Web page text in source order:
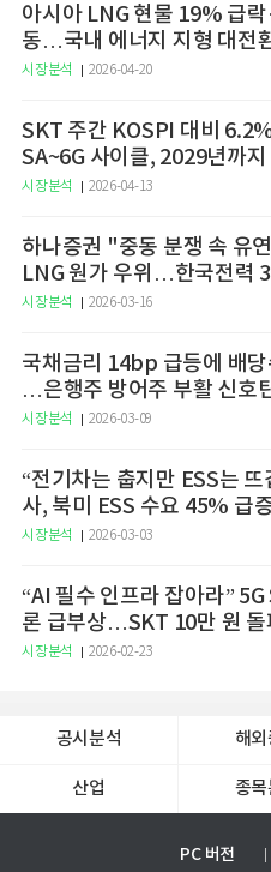
아시아 LNG 현물 19% 급락
동…국내 에너지 지형 대전
시장분석 2026-04-20
SKT 주간 KOSPI 대비
SA~6G 사이클, 2029년까
예고
시장분석 2026-04-13
하나증권 "중동 분쟁 속 유
LNG 원가 우위…한국전력
승 전망"
시장분석 2026-03-16
국채금리 14bp 급등에 배
…은행주 방어주 부활 신호
시장분석 2026-03-09
“전기차는 춥지만 ESS는 뜨
사, 북미 ESS 수요 45% 급
시장분석 2026-03-03
“AI 필수 인프라 잡아라”
론 급부상…SKT 10만 원 돌
증권
시장분석 2026-02-23
공시분석 해외
산업 종목
PC 버전